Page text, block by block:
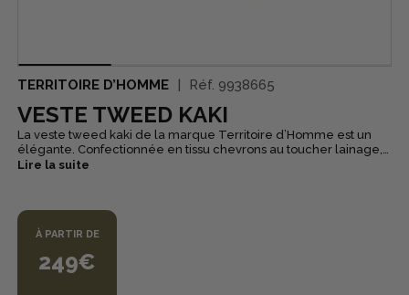
TERRITOIRE D’HOMME Réf. 9938665
VESTE TWEED KAKI
La veste tweed kaki de la marque Territoire d’Homme est un
élégante. Confectionnée en tissu chevrons au toucher lainage,
elle séduit par son style intemporel. Pratique, elle est dotée de
veste tweed est un essentiel du vestiaire masculin, à la fois chic
et confortable.
Lire la suite
À PARTIR DE
249€